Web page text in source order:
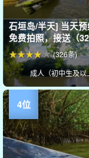
石垣岛/半天] 当天
免费拍照，接送（
成人（初中生及
(326条)